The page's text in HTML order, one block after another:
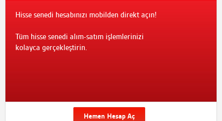
Hisse senedi hesabınızı mobilden direkt açın!
Tüm hisse senedi alım-satım işlemlerinizi
kolayca gerçekleştirin.
Hemen Hesap Aç